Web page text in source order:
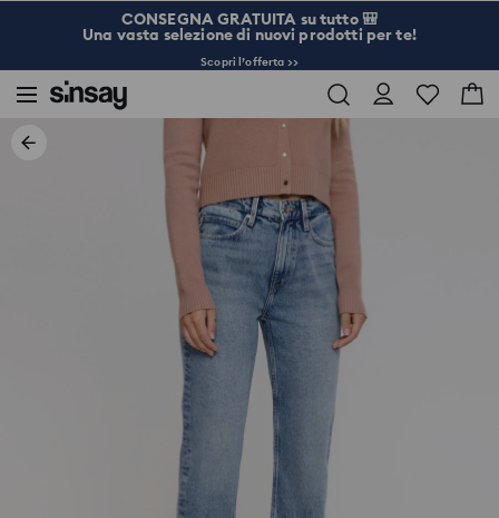
CONSEGNA GRATUITA su tutto 🎒
Una vasta selezione di nuovi prodotti per te!
Scopri l’offerta >>